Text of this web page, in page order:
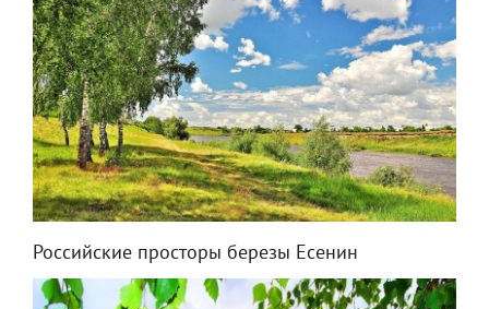
Российские просторы березы Есенин